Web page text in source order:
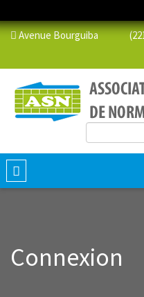
Avenue Bourguiba (221)
Toggle
navigation
Connexion